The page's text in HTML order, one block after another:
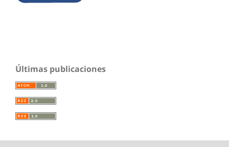
Últimas publicaciones